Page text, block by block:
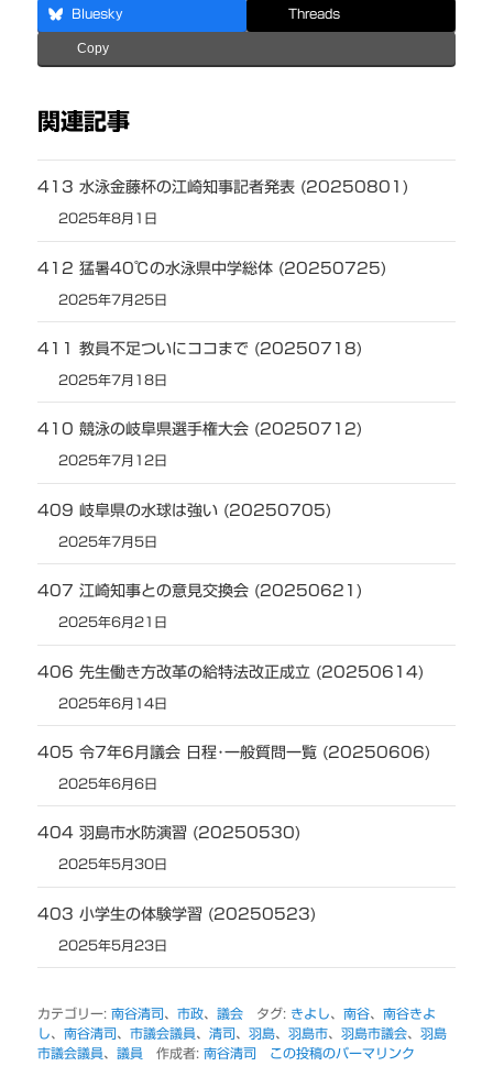
Bluesky Threads
Copy
関連記事
413 水泳金藤杯の江崎知事記者発表 (20250801)
2025年8月1日
412 猛暑40℃の水泳県中学総体 (20250725)
2025年7月25日
411 教員不足ついにココまで (20250718)
2025年7月18日
410 競泳の岐阜県選手権大会 (20250712)
2025年7月12日
409 岐阜県の水球は強い (20250705)
2025年7月5日
407 江崎知事との意見交換会 (20250621)
2025年6月21日
406 先生働き方改革の給特法改正成立 (20250614)
2025年6月14日
405 令7年6月議会 日程･一般質問一覧 (20250606)
2025年6月6日
404 羽島市水防演習 (20250530)
2025年5月30日
403 小学生の体験学習 (20250523)
2025年5月23日
カテゴリー:南谷清司 、市政、議会 タグ: きよし、南谷、南谷きよ
し、南谷清司 、市議会議員、清司 、羽島、羽島市、羽島市議会、羽島
市議会議員、議員 作成者:南谷清司 この投稿のパーマリンク